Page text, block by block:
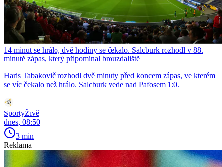
14 minut se hrálo, dvě hodiny se čekalo. Salcburk rozhodl v 88.
minutě zápas, který připomínal brouzdaliště
Haris Tabakovič rozhodl dvě minuty před koncem zápas, ve kterém
se víc čekalo než hrálo. Salcburk vede nad Pafosem 1:0.
SportyŽivě
dnes, 08:50
3 min
Reklama